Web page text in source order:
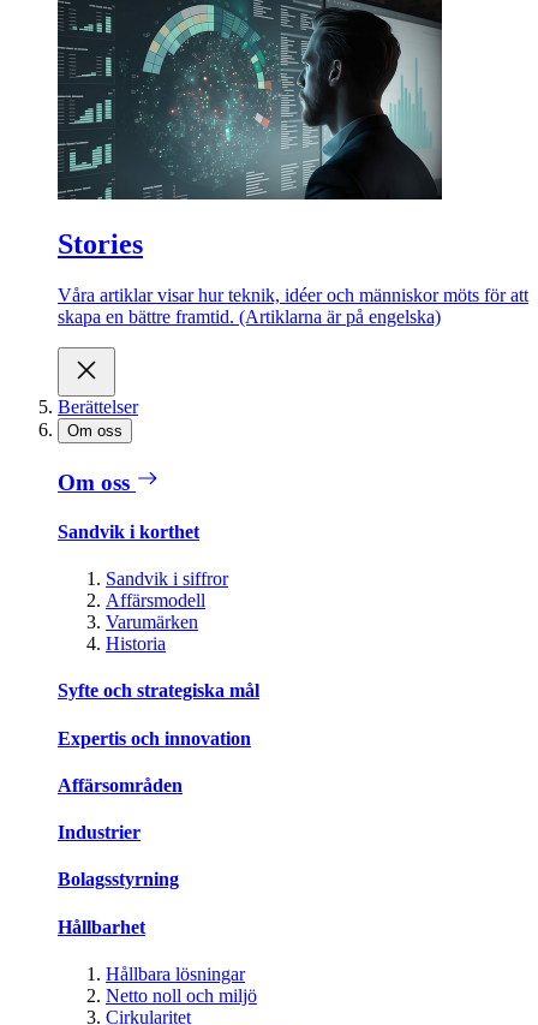
Stories
Våra artiklar visar hur teknik, idéer och människor möts för att
skapa en bättre framtid. (Artiklarna är på engelska)
Berättelser
Om oss
Om oss
Sandvik i korthet
Sandvik i siffror
Affärsmodell
Varumärken
Historia
Syfte och strategiska mål
Expertis och innovation
Affärsområden
Industrier
Bolagsstyrning
Hållbarhet
Hållbara lösningar
Netto noll och miljö
Cirkularitet